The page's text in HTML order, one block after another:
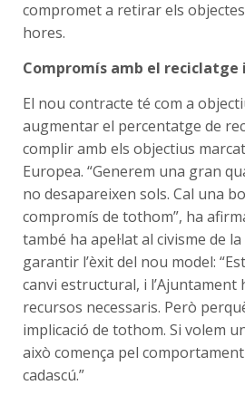
compromet a retirar els
hores.
Compromís amb el reciclatge
El nou contracte té com a
augmentar el percentatge de
complir amb els objectius
Europea. “Generem una gran
no desapareixen sols. Cal una
compromís de tothom”, ha
també ha apel·lat al civisme de
garantir l’èxit del nou model:
canvi estructural, i l’Ajuntament
recursos necessaris. Però
implicació de tothom. Si volem
això comença pel
cadascú.”